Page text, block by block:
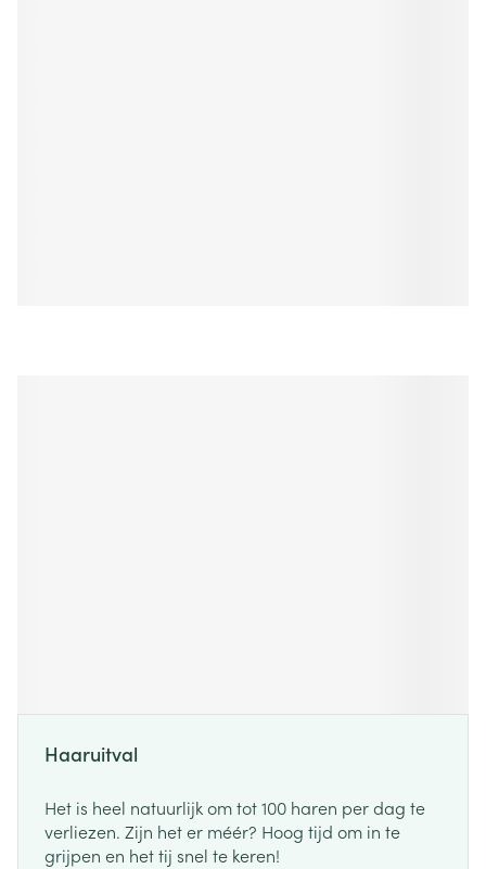
Haaruitval
Het is heel natuurlijk om tot 100 haren per dag te
verliezen. Zijn het er méér? Hoog tijd om in te
grijpen en het tij snel te keren!